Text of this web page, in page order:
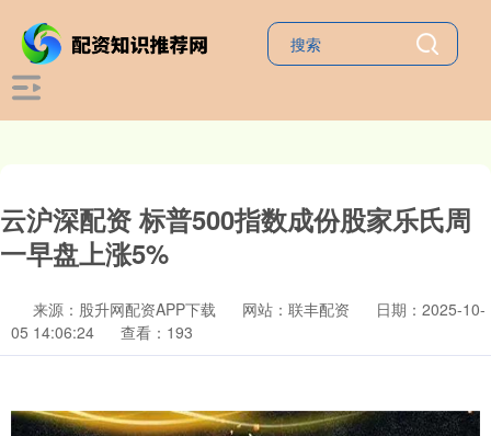
云沪深配资 标普500指数成份股家乐氏周
一早盘上涨5%
来源：股升网配资APP下载 网站：联丰配资
日期：2025-10-
05 14:06:24
查看：193